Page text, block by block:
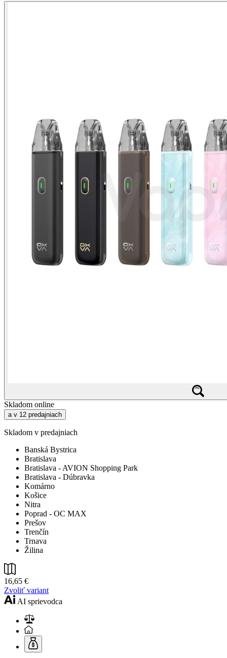
Skladom online
a v 12 predajniach
Skladom v predajniach
Banská Bystrica
Bratislava
Bratislava - AVION Shopping Park
Bratislava - Dúbravka
Komárno
Košice
Nitra
Poprad - OC MAX
Prešov
Trenčín
Trnava
Žilina
16,65 €
Zvoliť variant
AI sprievodca